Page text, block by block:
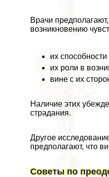
Врачи
возникновению
их
их роли в
вине с их
Наличие этих
страдания.
Другое
предполагают, что
Советы по